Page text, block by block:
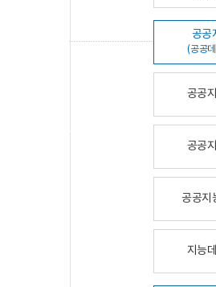
공공
(공공
공공
공공
공공지
지능